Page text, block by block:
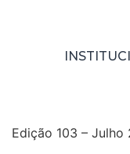
Edição 103 – Julho